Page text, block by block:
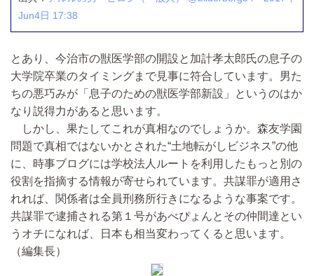
Jun4日 17:38
とあり、今治市の獣医学部の開設と加計孝太郎氏の息子の
大学院卒業のタイミングまで見事に符合しています。男た
ちの悪巧みが「息子のための獣医学部新設」というのはか
なり説得力があると思います。
しかし、果たしてこれが真相なのでしょうか。森友学園
問題で真相ではないかとされた“土地転がしビジネス”の他
に、時事ブログには学校法人ルートを利用したもっと別の
役割を指摘する情報が寄せられています。共謀罪が適用さ
れれば、関係者は全員刑務所行きになるような事案です。
共謀罪で逮捕される第１号があべぴょんとその仲間達とい
うオチになれば、日本も相当変わってくると思います。
（編集長）